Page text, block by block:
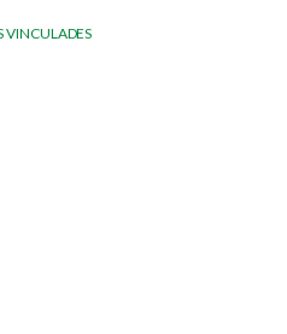
VINCULADES